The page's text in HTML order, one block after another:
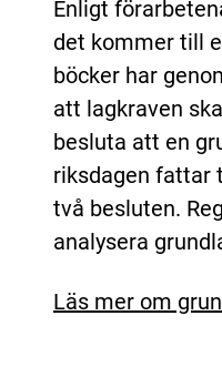
Enligt
det kommer till
böcker har
att lagkraven
besluta att en
riksdagen fattar
två besluten.
analysera
Läs mer om